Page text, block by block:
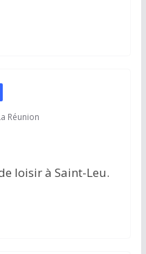
Réunion
loisir à Saint-Leu.